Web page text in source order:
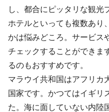
し、都合にピッタリな観光
ホテルといっても複数あり
かは悩みどころ。サービス
チェックすることができま
るのもおすすめです。
マラウイ共和国はアフリカ
国家です。かつてはイギリ
た。海に面していない内陸